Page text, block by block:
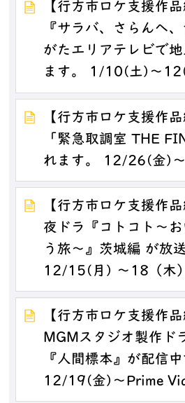
【行方市ロケ支援作
『サラバ、さらんへ
がたエリアテレビで
ます。 1/10(土)～
【行方市ロケ支援作
「緊急取調室 THE
れます。 12/26(金)～
【行方市ロケ支援作
夜ドラ『コトコト～
う旅～』茨城編 が放
12/15(月) ～18（木
【行方市ロケ支援作
MGMスタジオ製作ド
『人間標本』が配信中
12/19(金)～Prime